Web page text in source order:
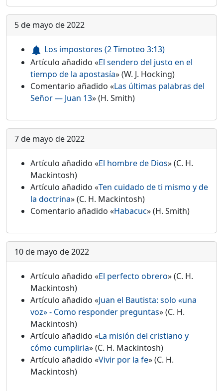
5 de mayo de 2022
notifications Los impostores (2 Timoteo 3:13)
Artículo añadido «El sendero del justo en el
tiempo de la apostasía» (W. J. Hocking)
Comentario añadido «Las últimas palabras del
Señor — Juan 13» (H. Smith)
7 de mayo de 2022
Artículo añadido «El hombre de Dios» (C. H.
Mackintosh)
Artículo añadido «Ten cuidado de ti mismo y de
la doctrina» (C. H. Mackintosh)
Comentario añadido «Habacuc» (H. Smith)
10 de mayo de 2022
Artículo añadido «El perfecto obrero» (C. H.
Mackintosh)
Artículo añadido «Juan el Bautista: solo «una
voz» - Como responder preguntas» (C. H.
Mackintosh)
Artículo añadido «La misión del cristiano y
cómo cumplirla» (C. H. Mackintosh)
Artículo añadido «Vivir por la fe» (C. H.
Mackintosh)